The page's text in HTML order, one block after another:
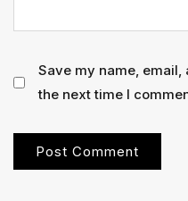
Save my name,
the next time I